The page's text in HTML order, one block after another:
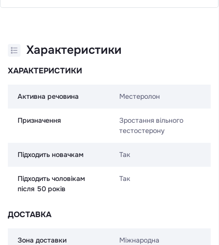
Характеристики
ХАРАКТЕРИСТИКИ
Активна речовина Местеролон
Призначення
Зростання вільного
тестостерону
Підходить новачкам Так
Підходить чоловікам
після 50 років
Так
ДОСТАВКА
Зона доставки Міжнародна